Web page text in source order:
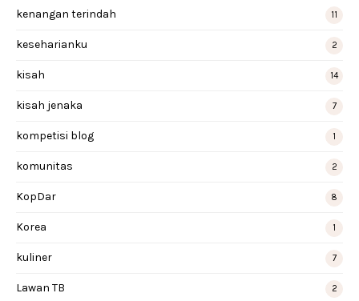
kenangan terindah 11
keseharianku 2
kisah 14
kisah jenaka 7
kompetisi blog 1
komunitas 2
KopDar 8
Korea 1
kuliner 7
Lawan TB 2